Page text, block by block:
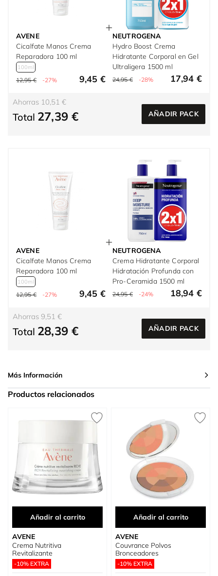
AVENE
Cicalfate Manos Crema
Reparadora 100 ml
100ml
12,95 € -27% 9,45 €
NEUTROGENA
Hydro Boost Crema
Hidratante Corporal en Gel
Ultraligera 1500 ml
24,95 € -28% 17,94 €
Ahorras 10,51 €
Total 27,39 € AÑADIR PACK
AVENE
Cicalfate Manos Crema
Reparadora 100 ml
100ml
12,95 € -27% 9,45 €
NEUTROGENA
Crema Hidratante Corporal
Hidratación Profunda con
Pro-Ceramida 1500 ml
24,95 € -24% 18,94 €
Ahorras 9,51 €
Total 28,39 € AÑADIR PACK
Más Información
Productos relacionados
Añadir al carrito
AVENE
Crema Nutritiva
Revitalizante
-10% EXTRA
Añadir al carrito
AVENE
Couvrance Polvos
Bronceadores
-10% EXTRA